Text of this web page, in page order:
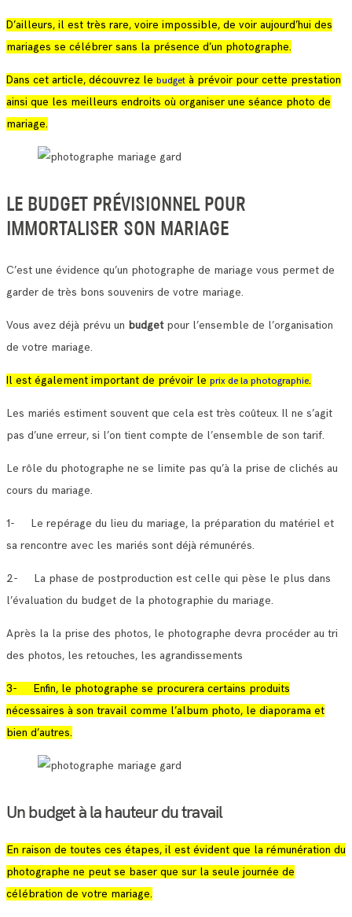
D’ailleurs, il est très rare, voire impossible, de voir aujourd’hui des
mariages se célébrer sans la présence d’un photographe.
Dans cet article, découvrez le budget à prévoir pour cette prestation
ainsi que les meilleurs endroits où organiser une séance photo de
mariage.
LE BUDGET PRÉVISIONNEL POUR
IMMORTALISER SON MARIAGE
C’est une évidence qu’un photographe de mariage vous permet de
garder de très bons souvenirs de votre mariage.
Vous avez déjà prévu un budget pour l’ensemble de l’organisation
de votre mariage.
Il est également important de prévoir le prix de la photographie.
Les mariés estiment souvent que cela est très coûteux. Il ne s’agit
pas d’une erreur, si l’on tient compte de l’ensemble de son tarif.
Le rôle du photographe ne se limite pas qu’à la prise de clichés au
cours du mariage.
1- Le repérage du lieu du mariage, la préparation du matériel et
sa rencontre avec les mariés sont déjà rémunérés.
2- La phase de postproduction est celle qui pèse le plus dans
l’évaluation du budget de la photographie du mariage.
Après la la prise des photos, le photographe devra procéder au tri
des photos, les retouches, les agrandissements
3- Enfin, le photographe se procurera certains produits
nécessaires à son travail comme l’album photo, le diaporama et
bien d’autres.
Un budget à la hauteur du travail
En raison de toutes ces étapes, il est évident que la rémunération du
photographe ne peut se baser que sur la seule journée de
célébration de votre mariage.